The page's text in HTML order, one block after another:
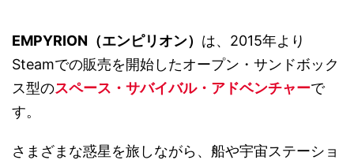
EMPYRION（エンピリオン） は、2015年より
Steamでの販売を開始したオープン・サンドボック
ス型のスペース・サバイバル・アドベンチャーで
す。
さまざまな惑星を旅しながら、船や宇宙ステーショ